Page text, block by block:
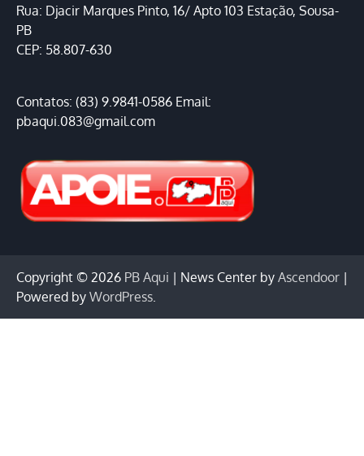
Rua: Djacir Marques Pinto, 16/ Apto 103 Estação, Sousa-
PB
CEP: 58.807-630
Contatos: (83) 9.9841-0586 Email:
pbaqui.083@gmail.com
Copyright © 2026 PB Aqui | News Center by Ascendoor |
Powered by WordPress.